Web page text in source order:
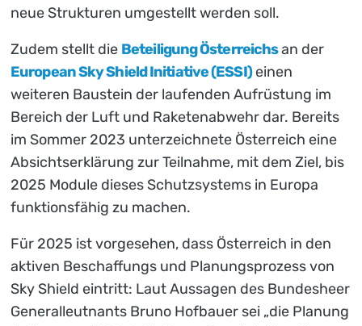
neue Strukturen umgestellt werden soll.
Zudem stellt die Beteiligung Österreichsan der
European Sky Shield Initiative (ESSI)einen
weiteren Baustein der laufenden Aufrüstung im
Bereich der Luft und Raketenabwehr dar. Bereits
im Sommer 2023 unterzeichnete Österreich eine
Absichtserklärung zur Teilnahme, mit dem Ziel, bis
2025 Module dieses Schutzsystems in Europa
funktionsfähig zu machen.
Für 2025 ist vorgesehen, dass Österreich in den
aktiven Beschaffungs und Planungsprozess von
Sky Shield eintritt: Laut Aussagen des Bundesheer
Generalleutnants Bruno Hofbauer sei „die Planung